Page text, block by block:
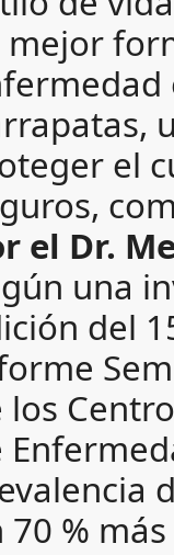
mejor
el
el Dr.
una
del
los
70 %